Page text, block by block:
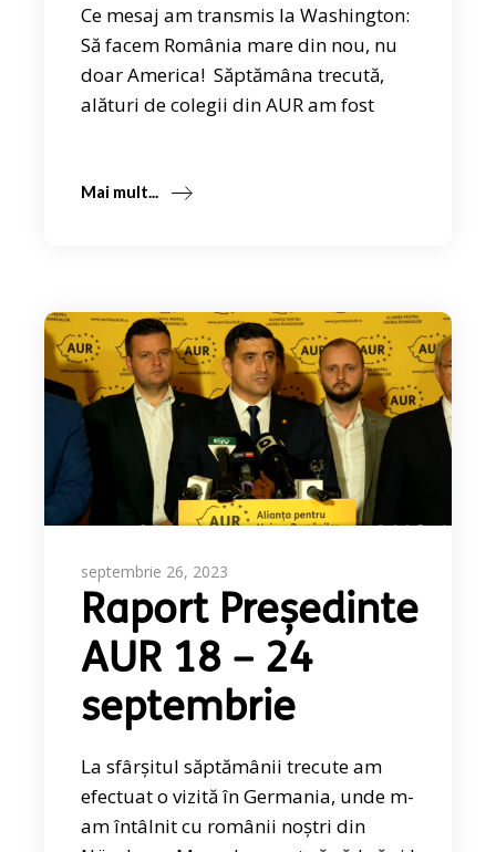
Ce mesaj am transmis la Washington:
Să facem România mare din nou, nu
doar America! Săptămâna trecută,
alături de colegii din AUR am fost
Mai mult...
septembrie 26, 2023
Raport Președinte
AUR 18 – 24
septembrie
La sfârșitul săptămânii trecute am
efectuat o vizită în Germania, unde m-
am întâlnit cu românii noștri din